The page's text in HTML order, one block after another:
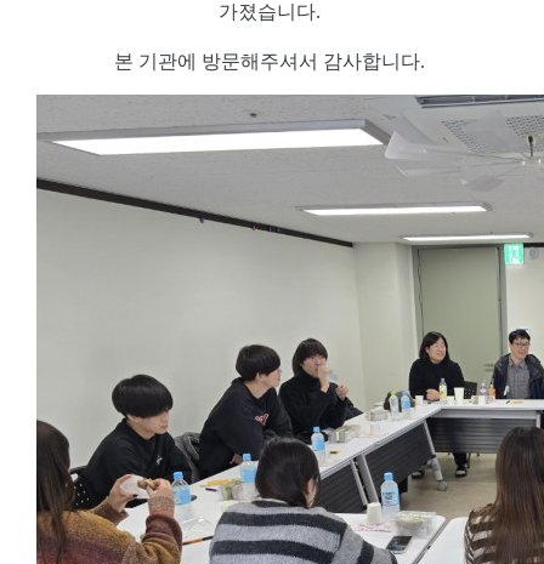
가졌습니다.
본 기관에 방문해주셔서 감사합니다.